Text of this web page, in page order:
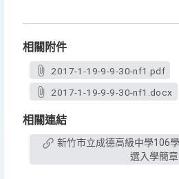
相關附件
2017-1-19-9-9-30-nf1.pdf
2017-1-19-9-9-30-nf1.docx
相關連結
選入學簡章